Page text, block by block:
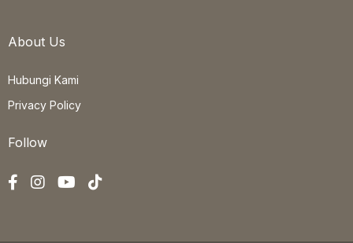
About Us
Hubungi Kami
Privacy Policy
Follow